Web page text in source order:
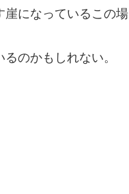
崖になっているこの場
のかもしれない。